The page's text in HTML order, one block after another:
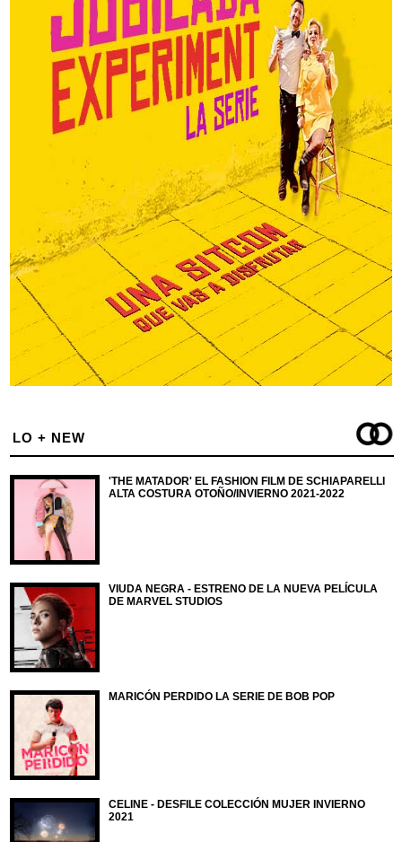
LO + NEW
'THE MATADOR' EL FASHION FILM DE SCHIAPARELLI
ALTA COSTURA OTOÑO/INVIERNO 2021-2022
VIUDA NEGRA - ESTRENO DE LA NUEVA PELÍCULA
DE MARVEL STUDIOS
MARICÓN PERDIDO LA SERIE DE BOB POP
CELINE - DESFILE COLECCIÓN MUJER INVIERNO
2021